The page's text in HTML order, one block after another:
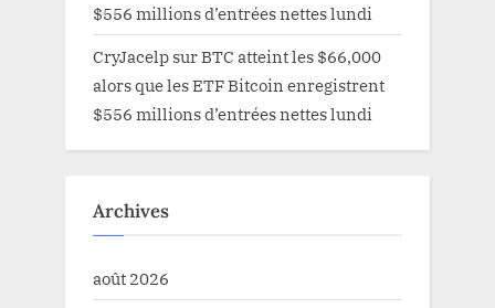
$556 millions d’entrées nettes lundi
CryJacelp surBTC atteint les $66,000
alors que les ETF Bitcoin enregistrent
$556 millions d’entrées nettes lundi
Archives
août 2026